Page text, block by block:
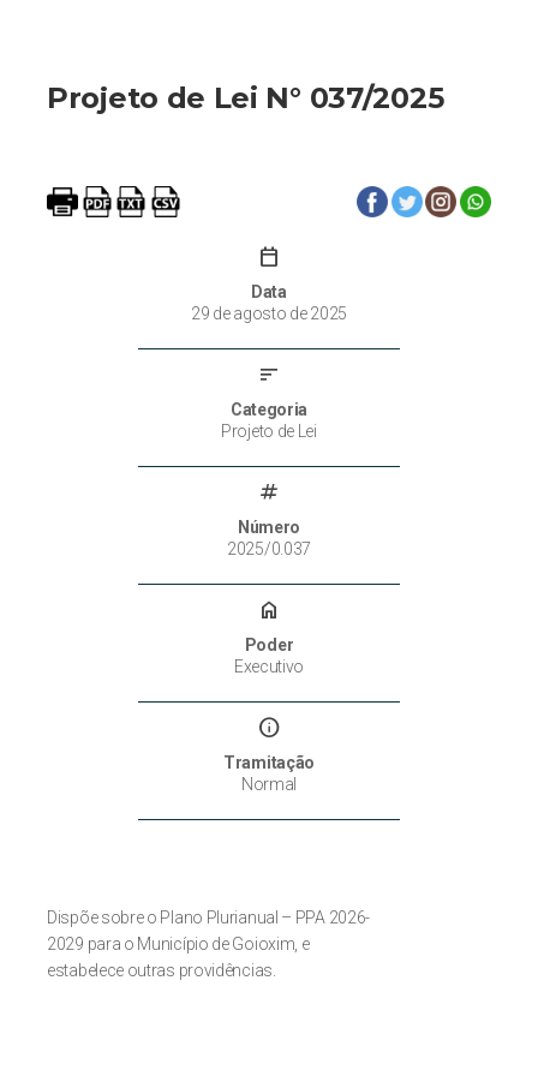
Projeto de Lei N° 037/2025
calendar_today
Data
29 de agosto de 2025
sort
Categoria
Projeto de Lei
tag
Número
2025/0.037
home
Poder
Executivo
info
Tramitação
Normal
Dispõe sobre o Plano Plurianual – PPA 2026-
2029 para o Município de Goioxim, e
estabelece outras providências.